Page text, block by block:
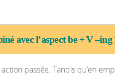
avec l'aspect be + V –ing
passée. Tandis qu’en